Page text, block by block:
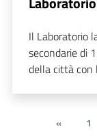
Il Laboratorio
secondarie di
della città con
« 1